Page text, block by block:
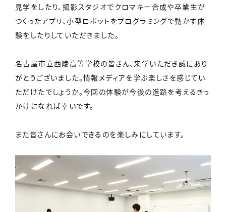
見学をしたり、撮影スタジオでクロマキー合成や卒業生が
つくったアプリ、小型ロボットをプログラミングで動かす体
験をしたりしていただきました。
名古屋市立西陵高等学校の皆さん、来学いただき誠にあり
がとうございました。情報メディアを学ぶ楽しさを感じてい
ただけたでしょうか。今回の体験が今後の進路を考えるきっ
かけになれば幸いです。
また皆さんにお会いできるのを楽しみにしています。